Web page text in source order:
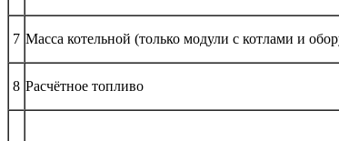
7 Масса котельной (только модули с котлами и
8 Расчётное топливо